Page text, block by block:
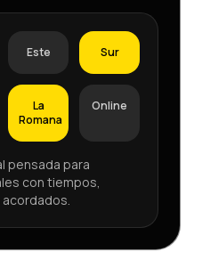
Este Sur
La
Romana
Online
pensada para
con tiempos,